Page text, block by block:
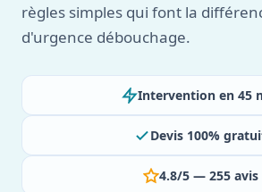
règles simples qui font la
d'urgence débouchage.
Intervention en 45
Devis 100%
4.8/5 — 255 avis